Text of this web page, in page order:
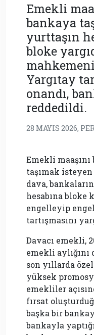
Emekli
bankaya
yurttaşın
bloke
Yargıtay
onandı,
reddedildi.
28 MAYIS 2026,
Emekli
taşımak isteyen
dava,
hesabına bloke
engelleyip
tartışmasını
Davacı emekli,
emekli aylığını
son yıllarda
yüksek
emekliler
fırsat
başka bir
bankayla